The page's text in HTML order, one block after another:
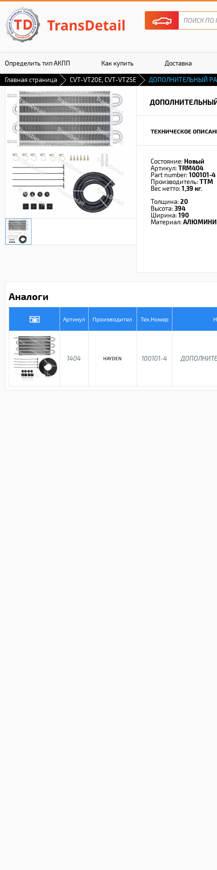
Определить тип АКПП Как купить Доставка
Гарантия
Главная страница CVT-VT20E, CVT-VT25E ДОПОЛНИТЕЛЬНЫЙ
ТЕХНИЧЕСКОЕ
Состояние: Новый
Артикул: TRM404
Part number: 100101-4
Производитель: TTM
Вес нетто: 1,39 кг.
Толщина: 20
Высота: 394
Ширина: 190
Материал:
Аналоги
Артикул Производител Тех.Номер
1404 HAYDEN 100101-4